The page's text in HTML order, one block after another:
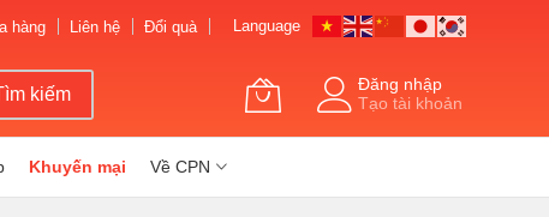
hàng Liên hệ Đổi quà Language
kiếm
Đăng nhập
Tạo tài khoản
Khuyến mại Về CPN